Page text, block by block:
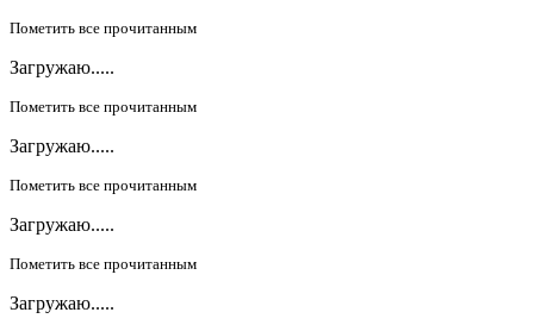
Пометить все прочитанным
Загружаю.....
Пометить все прочитанным
Загружаю.....
Пометить все прочитанным
Загружаю.....
Пометить все прочитанным
Загружаю.....